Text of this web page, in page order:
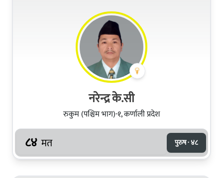
नरेन्द्र के.सी
रुकुम (पश्चिम भाग)-१, कर्णाली प्रदेश
८४ मत पुरुष · ४८